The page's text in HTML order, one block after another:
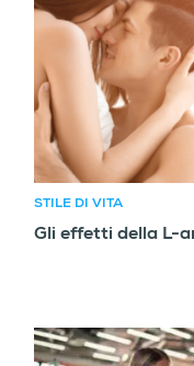
STILE DI VITA
Gli effetti della L-